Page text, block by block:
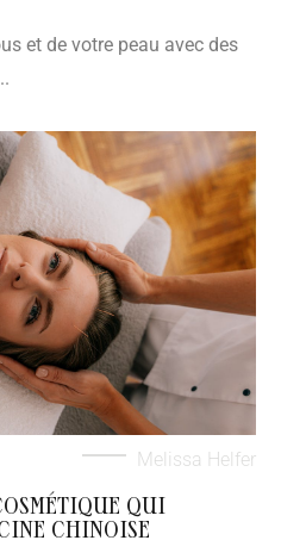
et de votre peau avec des
Melissa Helfer
QUI
CHINOISE